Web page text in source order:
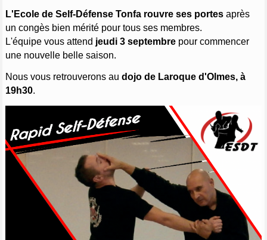
L'Ecole de Self-Défense Tonfa rouvre ses portes après
un congès bien mérité pour tous ses membres.
L'équipe vous attend jeudi 3 septembre pour commencer
une nouvelle belle saison.
Nous vous retrouverons audojo de Laroque d'Olmes, à
19h30.